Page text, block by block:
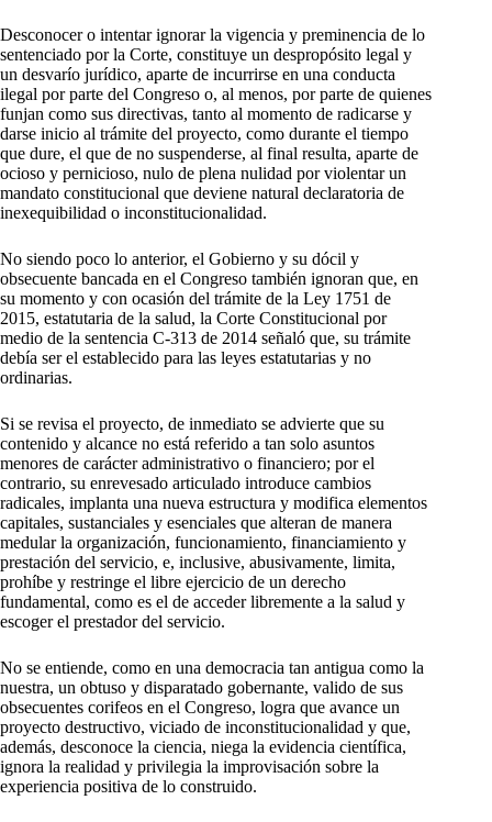
Desconocer o intentar ignorar la vigencia y preminencia de lo
sentenciado por la Corte, constituye un despropósito legal y
un desvarío jurídico, aparte de incurrirse en una conducta
ilegal por parte del Congreso o, al menos, por parte de quienes
funjan como sus directivas, tanto al momento de radicarse y
darse inicio al trámite del proyecto, como durante el tiempo
que dure, el que de no suspenderse, al final resulta, aparte de
ocioso y pernicioso, nulo de plena nulidad por violentar un
mandato constitucional que deviene natural declaratoria de
inexequibilidad o inconstitucionalidad.
No siendo poco lo anterior, el Gobierno y su dócil y
obsecuente bancada en el Congreso también ignoran que, en
su momento y con ocasión del trámite de la Ley 1751 de
2015, estatutaria de la salud, la Corte Constitucional por
medio de la sentencia C-313 de 2014 señaló que, su trámite
debía ser el establecido para las leyes estatutarias y no
ordinarias.
Si se revisa el proyecto, de inmediato se advierte que su
contenido y alcance no está referido a tan solo asuntos
menores de carácter administrativo o financiero; por el
contrario, su enrevesado articulado introduce cambios
radicales, implanta una nueva estructura y modifica elementos
capitales, sustanciales y esenciales que alteran de manera
medular la organización, funcionamiento, financiamiento y
prestación del servicio, e, inclusive, abusivamente, limita,
prohíbe y restringe el libre ejercicio de un derecho
fundamental, como es el de acceder libremente a la salud y
escoger el prestador del servicio.
No se entiende, como en una democracia tan antigua como la
nuestra, un obtuso y disparatado gobernante, valido de sus
obsecuentes corifeos en el Congreso, logra que avance un
proyecto destructivo, viciado de inconstitucionalidad y que,
además, desconoce la ciencia, niega la evidencia científica,
ignora la realidad y privilegia la improvisación sobre la
experiencia positiva de lo construido.